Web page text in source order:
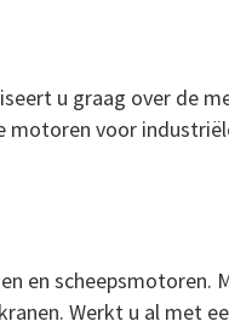
u graag over de
motoren voor
en scheepsmotoren.
Werkt u al met